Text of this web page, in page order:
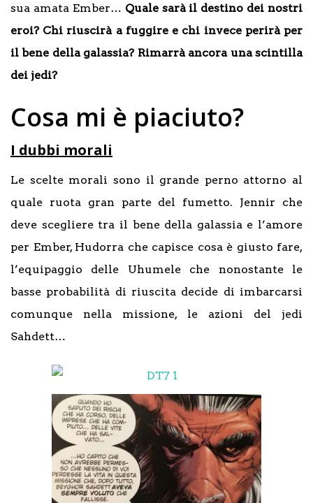
sua amata Ember… Quale sarà il destino dei nostri
eroi? Chi riuscirà a fuggire e chi invece perirà per
il bene della galassia? Rimarrà ancora una scintilla
dei jedi?
Cosa mi è piaciuto?
I dubbi morali
Le scelte morali sono il grande perno attorno al
quale ruota gran parte del fumetto. Jennir che
deve scegliere tra il bene della galassia e l’amore
per Ember, Hudorra che capisce cosa è giusto fare,
l’equipaggio delle Uhumele che nonostante le
basse probabilità di riuscita decide di imbarcarsi
comunque nella missione, le azioni del jedi
Sahdett…